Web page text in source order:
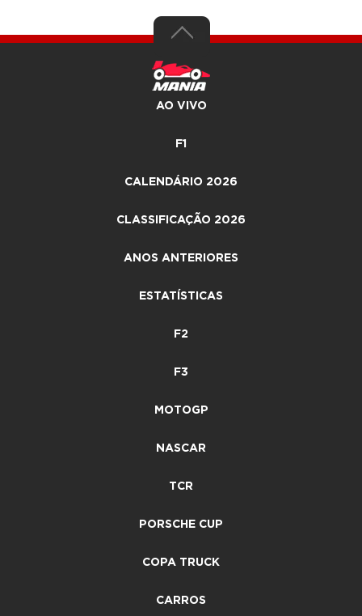
AO VIVO
F1
CALENDÁRIO 2026
CLASSIFICAÇÃO 2026
ANOS ANTERIORES
ESTATÍSTICAS
F2
F3
MOTOGP
NASCAR
TCR
PORSCHE CUP
COPA TRUCK
CARROS